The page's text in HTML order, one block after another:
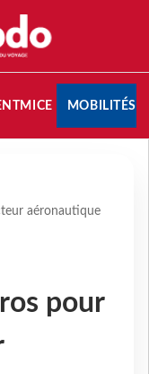
MICE MOBILITÉS
aéronautique
pour